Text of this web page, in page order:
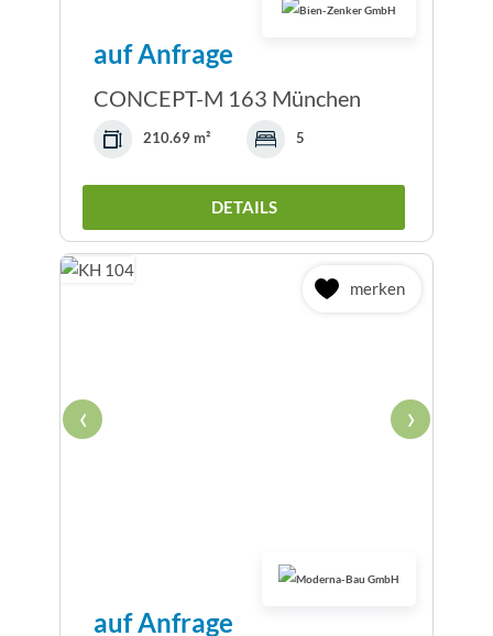
auf Anfrage
CONCEPT-M 163 München
210.69 m² 5
DETAILS
merken
‹ ›
auf Anfrage